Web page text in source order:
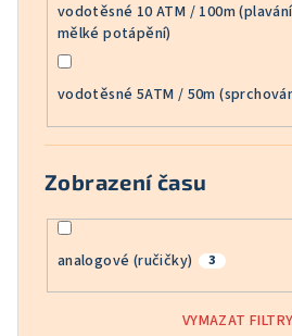
vodotěsné 10 ATM / 100m
mělké potápění)
vodotěsné 5ATM / 50m
Zobrazení času
analogové (ručičky) 3
VYMAZAT FILTRY